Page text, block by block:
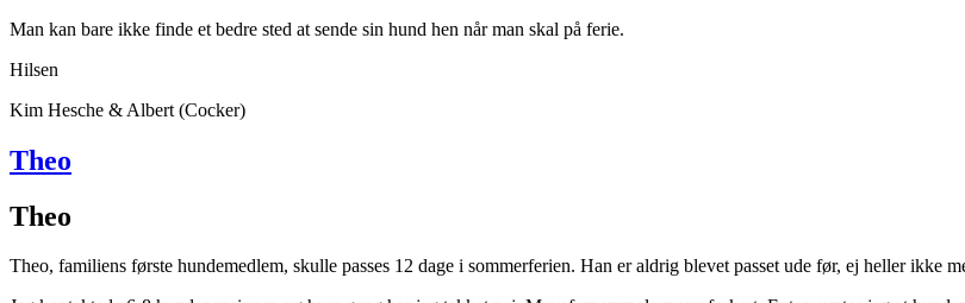
Man kan bare ikke finde et bedre sted at sende sin hund hen når man skal på ferie.
Hilsen
Kim Hesche & Albert (Cocker)
Theo
Theo
Theo, familiens første hundemedlem, skulle passes 12 dage i sommerferien. Han er aldrig blevet passet ude før, ej heller ikke